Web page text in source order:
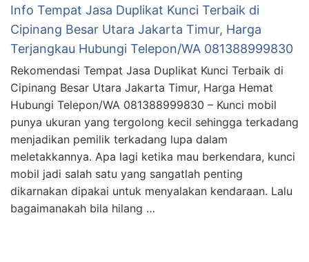
Info Tempat Jasa Duplikat Kunci Terbaik di
Cipinang Besar Utara Jakarta Timur, Harga
Terjangkau Hubungi Telepon/WA 081388999830
Rekomendasi Tempat Jasa Duplikat Kunci Terbaik di
Cipinang Besar Utara Jakarta Timur, Harga Hemat
Hubungi Telepon/WA 081388999830 – Kunci mobil
punya ukuran yang tergolong kecil sehingga terkadang
menjadikan pemilik terkadang lupa dalam
meletakkannya. Apa lagi ketika mau berkendara, kunci
mobil jadi salah satu yang sangatlah penting
dikarnakan dipakai untuk menyalakan kendaraan. Lalu
bagaimanakah bila hilang …